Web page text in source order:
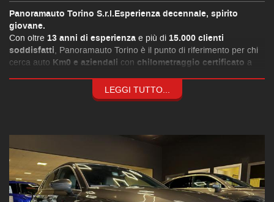
Panoramauto Torino S.r.l.Esperienza decennale, spirito
giovane.
Con oltre 13 anni di esperienza e più di 15.000 clienti
soddisfatti, Panoramauto Torino è il punto di riferimento per chi
cerca auto Km0 e aziendali con chilometraggio certificato a
Formule finanziarie personalizzate
tassi agevolati, grazie alle convenzioni con le
Copertureparziali o totali valore a nuovo fino a 84 mesie
franchigia zero
Assistenza completa:
Manutenzione ordinaria e straordinaria interna
Carrozzeriaeassistenza stradaleper supportarti a 360°
LEGGI TUTTO...